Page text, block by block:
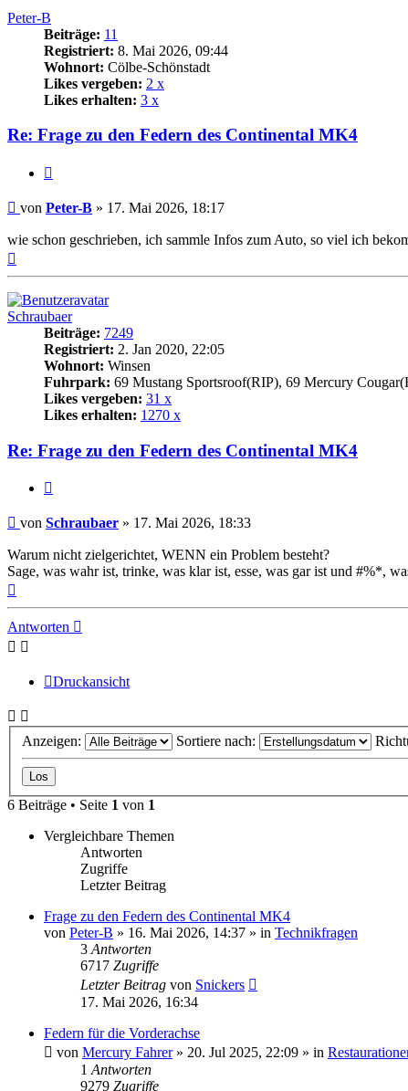
Peter-B
Beiträge: 11
Registriert: 8. Mai 2026, 09:44
Wohnort: Cölbe-Schönstadt
Likes vergeben: 2 x
Likes erhalten: 3 x
Re: Frage zu den Federn des Continental MK4
Beitrag
von Peter-B » 17. Mai 2026, 18:17
wie schon geschrieben, ich sammle Infos zum Auto, so viel ich
Schraubaer
Beiträge: 7249
Registriert: 2. Jan 2020, 22:05
Wohnort: Winsen
Fuhrpark: 69 Mustang Sportsroof(RIP), 69 Mercury
Likes vergeben: 31 x
Likes erhalten: 1270 x
Re: Frage zu den Federn des Continental MK4
Beitrag
von Schraubaer » 17. Mai 2026, 18:33
Warum nicht zielgerichtet, WENN ein Problem besteht?
Sage, was wahr ist, trinke, was klar ist, esse, was gar ist und #%*,
oben
Antworten
Druckansicht
Anzeigen: Sortiere nach:
6 Beiträge • Seite 1 von 1
Vergleichbare Themen
Antworten
Zugriffe
Letzter Beitrag
Frage zu den Federn des Continental MK4
von Peter-B » 16. Mai 2026, 14:37 » in Technikfragen
3 Antworten
6717 Zugriffe
Letzter Beitrag von Snickers
17. Mai 2026, 16:34
Federn für die Vorderachse
von Mercury Fahrer» 20. Jul 2025, 22:09 » in
1 Antworten
9279 Zugriffe